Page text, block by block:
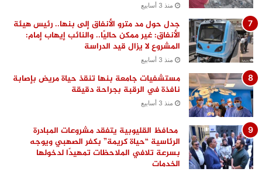
منذ 3 أسابيع
جدل حول مد مترو الأنفاق إلى بنها.. رئيس هيئة
الأنفاق: غير ممكن حاليًا.. والنائب إيهاب إمام:
المشروع لا يزال قيد الدراسة
منذ 3 أسابيع
مستشفيات جامعة بنها تنقذ حياة مريض بإصابة
نافذة في الرقبة بجراحة دقيقة
منذ 3 أسابيع
محافظ القليوبية يتفقد مشروعات المبادرة
الرئاسية “حياة كريمة” بكفر الصهبي ويوجه
بسرعة تلافي الملاحظات تمهيدًا لدخولها
الخدمات